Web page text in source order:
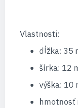
Vlastnosti:
dĺžka: 35
šírka: 12
výška: 10
hmotnosť